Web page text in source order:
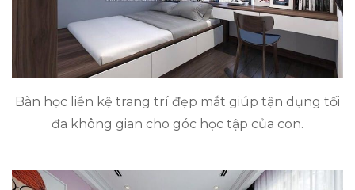
Bàn học liền kệ trang trí đẹp mắt giúp tận dụng tối
đa không gian cho góc học tập của con.